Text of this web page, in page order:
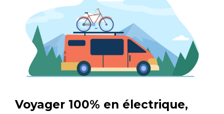
Voyager 100% en électrique,